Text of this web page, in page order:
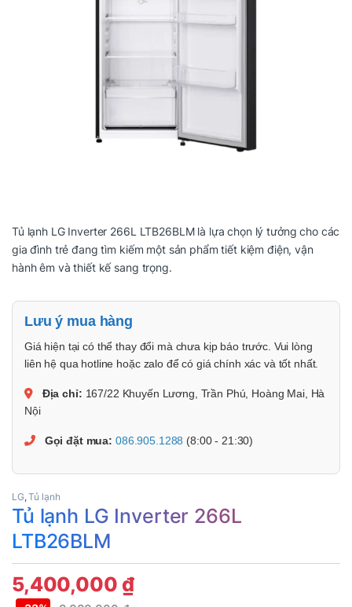
Tủ lạnh LG Inverter 266L LTB26BLM là lựa chọn lý tưởng cho các
gia đình trẻ đang tìm kiếm một sản phẩm tiết kiệm điện, vận
hành êm và thiết kế sang trọng.
Lưu ý mua hàng
Giá hiện tại có thể thay đổi mà chưa kịp báo trước. Vui lòng
liên hệ qua hotline hoặc zalo để có giá chính xác và tốt nhất.
Địa chỉ: 167/22 Khuyến Lương, Trần Phú, Hoàng Mai, Hà
Nội
Gọi đặt mua: 086.905.1288 (8:00 - 21:30)
LG,Tủ lạnh
Tủ lạnh LG Inverter 266L
LTB26BLM
5,400,000 ₫